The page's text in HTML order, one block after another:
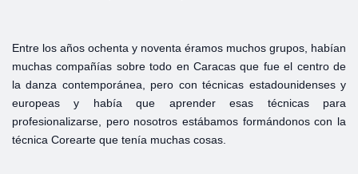
Entre los años ochenta y noventa éramos muchos grupos, habían
muchas compañías sobre todo en Caracas que fue el centro de
la danza contemporánea, pero con técnicas estadounidenses y
europeas y había que aprender esas técnicas para
profesionalizarse, pero nosotros estábamos formándonos con la
técnica Corearte que tenía muchas cosas.